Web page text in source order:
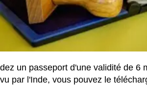
dez un passeport d'une validité de 6
vu par l'Inde, vous pouvez le